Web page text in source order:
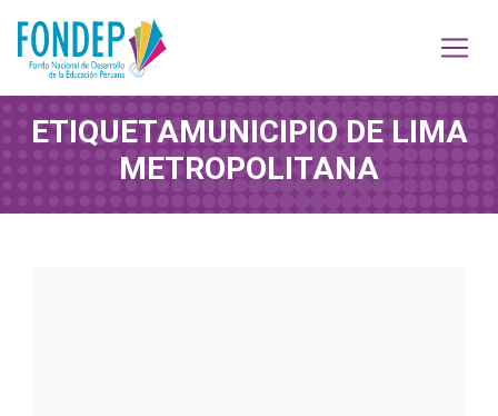
ETIQUETAMUNICIPIO DE LIMA
METROPOLITANA